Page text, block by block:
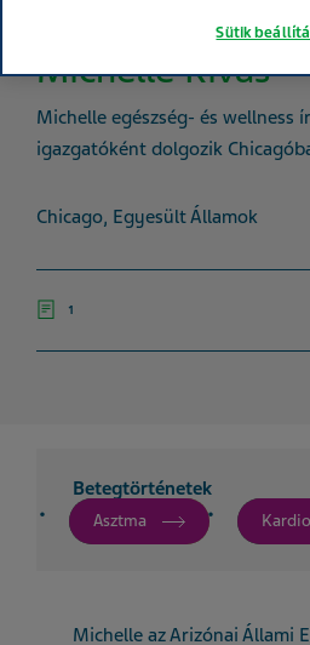
Michelle Rivas
Michelle egészség- és wellness
igazgatóként dolgozik
Chicago, Egyesült Államok
1
Betegtörténetek
Asztma
Michelle az Arizónai Állami
Sütik